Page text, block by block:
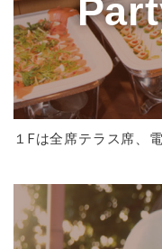
１Fは全席テラス席、